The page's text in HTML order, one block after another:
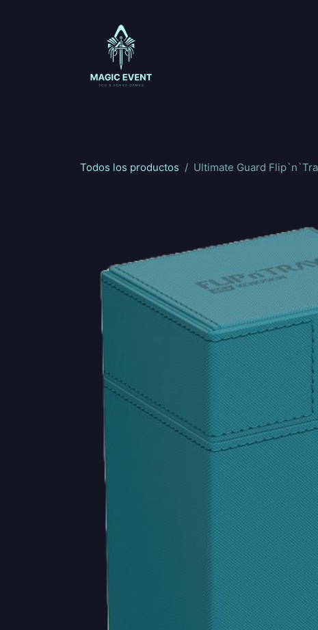
Todos los productos Ultimate Guard